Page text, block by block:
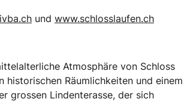
und www.schlosslaufen.ch
Atmosphäre von Schloss
historischen Räumlichkeiten und einem
grossen Lindenterasse, der sich